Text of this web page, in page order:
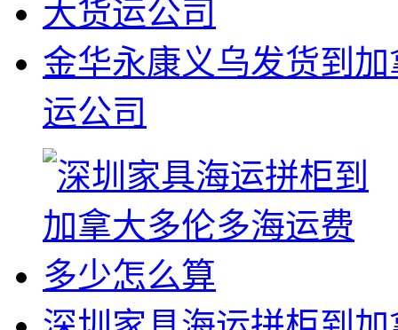
金华永康义乌发货到
运公司